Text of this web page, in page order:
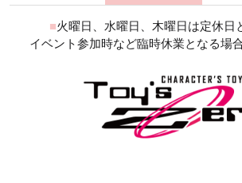
■火曜日、水曜日、木曜日は定休日
イベント参加時など臨時休業となる場